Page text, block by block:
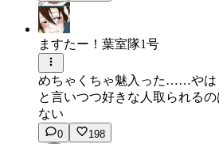
ますたー！葉室隊1号
めちゃくちゃ魅入った……やは
と言いつつ好きな人取られる
ない
0 198